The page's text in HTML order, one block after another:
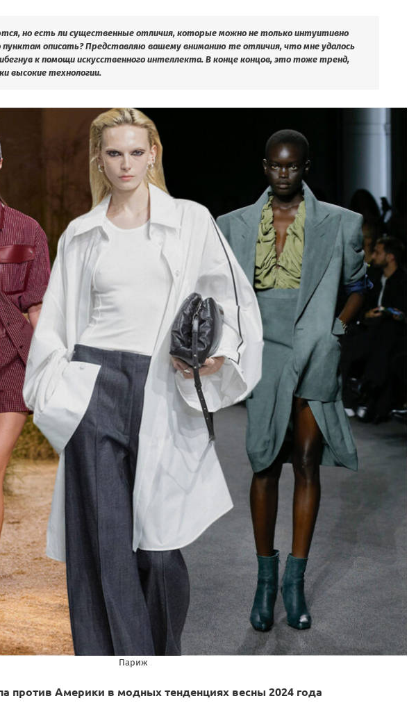
но есть ли существенные отличия, которые можно не только интуитивно
пунктам описать? Представляю вашему вниманию те отличия, что мне удалось
к помощи искусственного интеллекта. В конце концов, это тоже тренд,
высокие технологии.
Париж
против Америки в модных тенденциях весны 2024 года